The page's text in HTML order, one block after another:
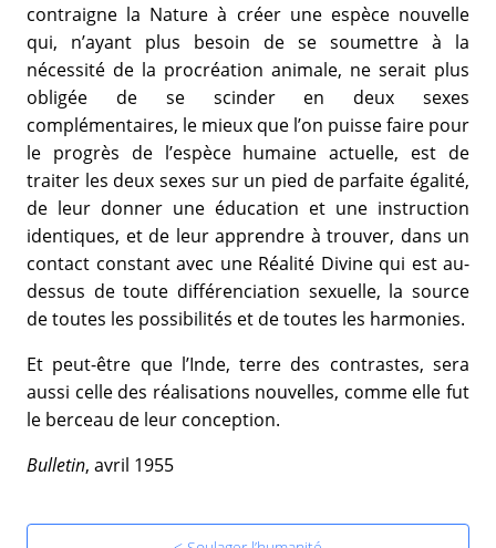
contraigne la Nature à créer une espèce nouvelle
qui, n’ayant plus besoin de se soumettre à la
nécessité de la procréation animale, ne serait plus
obligée de se scinder en deux sexes
complémentaires, le mieux que l’on puisse faire pour
le progrès de l’espèce humaine actuelle, est de
traiter les deux sexes sur un pied de parfaite égalité,
de leur donner une éducation et une instruction
identiques, et de leur apprendre à trouver, dans un
contact constant avec une Réalité Divine qui est au-
dessus de toute différenciation sexuelle, la source
de toutes les possibilités et de toutes les harmonies.
Et peut-être que l’Inde, terre des contrastes, sera
aussi celle des réalisations nouvelles, comme elle fut
le berceau de leur conception.
Bulletin, avril 1955